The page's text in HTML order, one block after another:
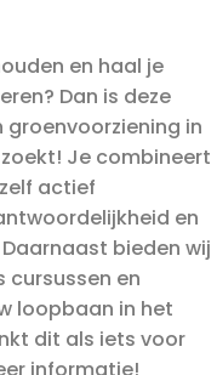
en haal je
Dan is deze
in
Je combineert
actief
en
bieden wij
en
loopbaan in het
dit als iets voor